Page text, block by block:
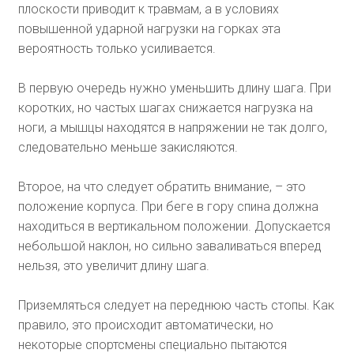
плоскости приводит к травмам, а в условиях
повышенной ударной нагрузки на горках эта
вероятность только усиливается.
В первую очередь нужно уменьшить длину шага. При
коротких, но частых шагах снижается нагрузка на
ноги, а мышцы находятся в напряжении не так долго,
следовательно меньше закисляются.
Второе, на что следует обратить внимание, – это
положение корпуса. При беге в гору спина должна
находиться в вертикальном положении. Допускается
небольшой наклон, но сильно заваливаться вперед
нельзя, это увеличит длину шага.
Приземляться следует на переднюю часть стопы. Как
правило, это происходит автоматически, но
некоторые спортсмены специально пытаются